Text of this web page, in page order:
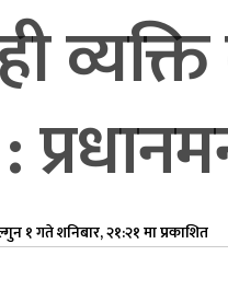
१ गते शनिबार, २१:२१ मा प्रकाशित